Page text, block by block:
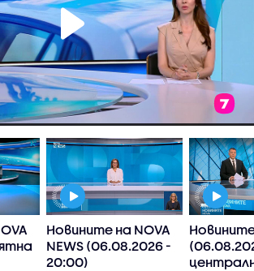
Новините на NOVA
NEWS (06.08.2026 -
20:00)